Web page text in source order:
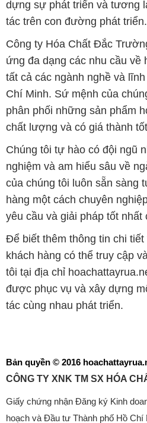
dựng sự phát triển và tương
tác trên con đường phát triển.
Công ty Hóa Chất Đắc
ứng đa dạng các nhu cầu về
tất cả các ngành nghề và
Chí Minh. Sứ mệnh của
phân phối những sản phẩm
chất lượng và có giá thành
Chúng tôi tự hào có đội ngũ
nghiệm và am hiểu sâu về
của chúng tôi luôn sẵn sàng
hàng một cách chuyên
yêu cầu và giải pháp tốt nhất
Để biết thêm thông tin chi
khách hàng có thể truy cập
tôi tại địa chỉ
được phục vụ và xây dựng
tác cùng nhau phát triển.
Bản quyền © 2016
CÔNG TY XNK TM SX HÓA
Giấy chứng nhận Đăng ký Kinh
hoạch và Đầu tư Thành phố Hồ Chí